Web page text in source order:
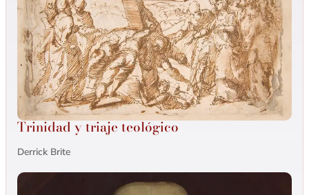
Trinidad y triaje teológico
Derrick Brite